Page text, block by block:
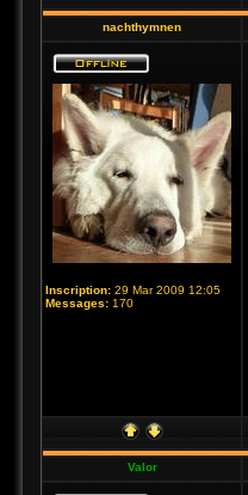
nachthymnen
Inscription: 29 Mar 2009 12:05
Messages: 170
Valor